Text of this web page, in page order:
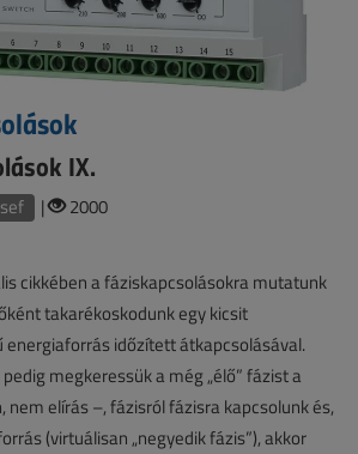
IX.
|
2000
cikkében a fáziskapcsolásokra mutatunk
takarékoskodunk egy kicsit
energiaforrás időzített átkapcsolásával.
megkeressük a még „élő” fázist a
nem elírás –, fázisról fázisra kapcsolunk és,
(virtuálisan „negyedik fázis”), akkor